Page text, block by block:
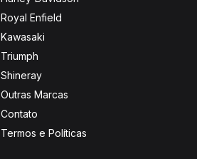
Royal Enfield
Kawasaki
Triumph
Shineray
Outras Marcas
Contato
Termos e Políticas